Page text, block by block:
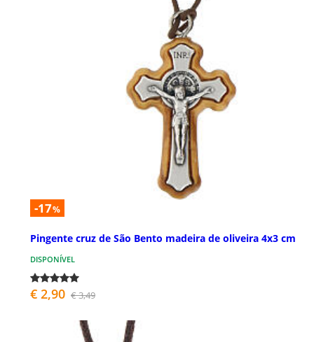
-17%
Pingente cruz de São Bento madeira de oliveira 4x3 cm
DISPONÍVEL
€ 2,90 € 3,49